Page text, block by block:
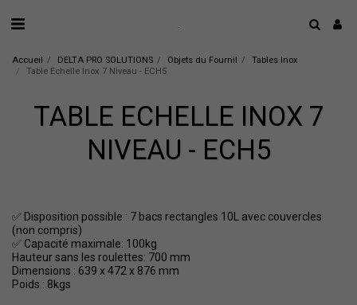
Accueil DELTA PRO SOLUTIONS Objets du Fournil
Tables Inox
Table Echelle Inox 7 Niveau - ECH5
TABLE ECHELLE INOX 7
NIVEAU - ECH5
✅ Disposition possible : 7 bacs rectangles 10L avec couvercles
(non compris)
✅ Capacité maximale: 100kg
Hauteur sans les roulettes: 700 mm
Dimensions : 639 x 472 x 876 mm
Poids : 8kgs